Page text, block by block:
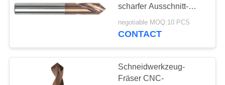
SIE
SITEMAP
Schaftfräser
34
scharfer Ausschnitt-
Mitte-Abschrägungs-
Schaftfräser CNC
negotiable MOQ:10 PCS
CONTACT
Schneidwerkzeug-
Fräser CNC-